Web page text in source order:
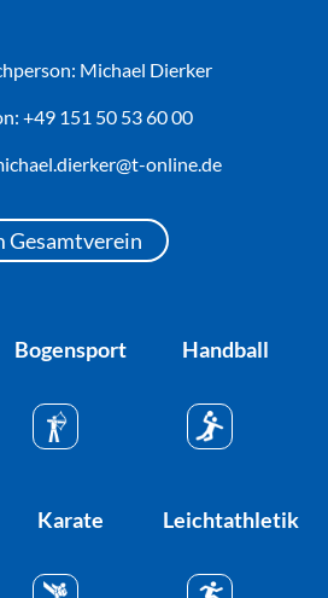
Michael Dierker
+49 151 50 53 60 00
online.de
Gesamtverein
Bogensport Handball
Karate Leichtathletik